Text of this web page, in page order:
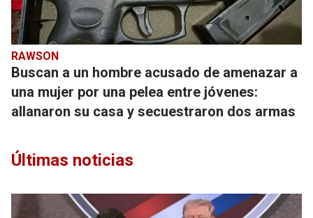
RAWSON
Buscan a un hombre acusado de amenazar a
una mujer por una pelea entre jóvenes:
allanaron su casa y secuestraron dos armas
Últimas noticias